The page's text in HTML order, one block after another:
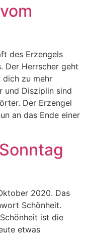
des Erzengels
Der Herrscher geht
dich zu mehr
und Disziplin sind
Der Erzengel
an das Ende einer
2020. Das
Schönheit.
ist die
etwas